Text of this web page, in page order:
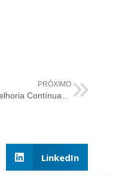
PRÓXIMO
Melhoria Contínua na ISO 20000 – Potencializando Valor e Desempenho
LinkedIn